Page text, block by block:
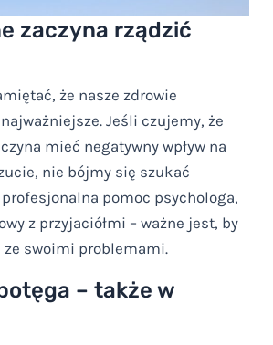
zaczyna rządzić
że nasze zdrowie
Jeśli czujemy, że
mieć negatywny wpływ na
nie bójmy się szukać
profesjonalna pomoc psychologa,
z przyjaciółmi – ważne jest, by
ze swoimi problemami.
– także w